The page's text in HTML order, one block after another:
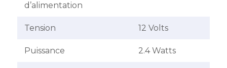
d’alimentation
Tension 12 Volts
Puissance 2.4 Watts